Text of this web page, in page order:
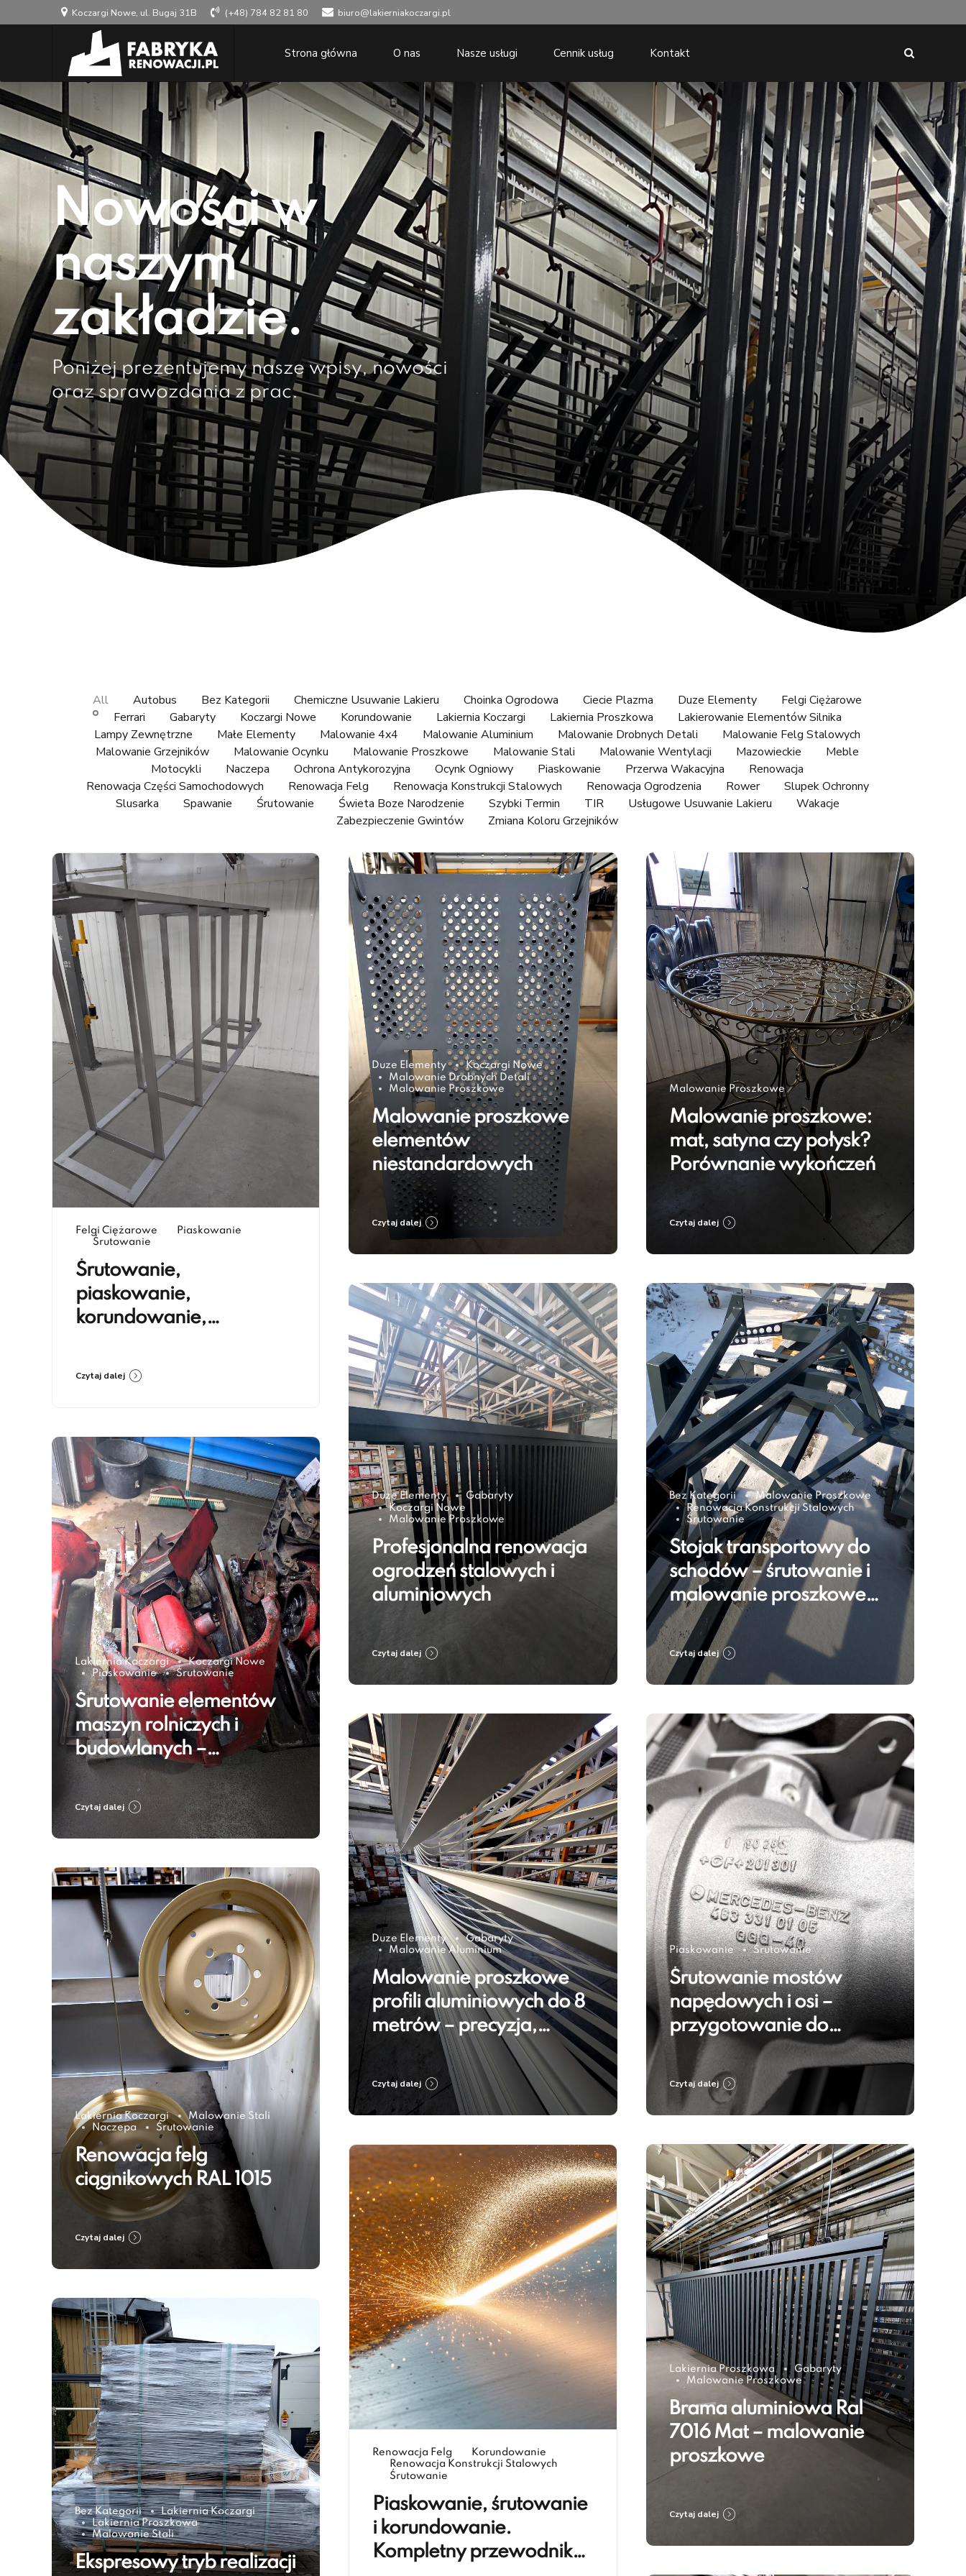
Koczargi Nowe, ul. Bugaj 31B (+48) 784 82 81 80 biuro@lakierniakoczargi.pl
Strona główna O nas Nasze usługi Cennik usług Kontakt
Nowości w
naszym
zakładzie.
Poniżej prezentujemy nasze wpisy, nowości
oraz sprawozdania z prac.
All Autobus Bez Kategorii Chemiczne Usuwanie Lakieru Choinka Ogrodowa Ciecie Plazma Duze Elementy
Felgi Ciężarowe
Ferrari
Gabaryty Koczargi Nowe Korundowanie Lakiernia Koczargi Lakiernia Proszkowa
Lakierowanie Elementów Silnika
Lampy Zewnętrzne
Małe Elementy Malowanie 4x4 Malowanie Aluminium Malowanie Drobnych Detali
Malowanie Felg Stalowych
Malowanie Grzejników
Malowanie Ocynku Malowanie Proszkowe Malowanie Stali Malowanie Wentylacji Mazowieckie
Meble
Motocykli
Naczepa Ochrona Antykorozyjna Ocynk Ogniowy Piaskowanie Przerwa Wakacyjna
Renowacja
Renowacja Części Samochodowych
Renowacja Felg Renowacja Konstrukcji Stalowych Renowacja Ogrodzenia Rower
Slupek Ochronny
Slusarka
Spawanie Śrutowanie Świeta Boze Narodzenie Szybki Termin TIR Usługowe Usuwanie Lakieru
Wakacje
Zabezpieczenie Gwintów
Zmiana Koloru Grzejników
Felgi Ciężarowe
Piaskowanie
Śrutowanie
Śrutowanie,
piaskowanie,
korundowanie,
różnią i kiedy co stosować
Czytaj dalej
Duze Elementy
Koczargi Nowe
Malowanie Drobnych Detali
Malowanie Proszkowe
Malowanie proszkowe
elementów
niestandardowych
Czytaj dalej
Malowanie Proszkowe
Malowanie proszkowe:
mat, satyna czy połysk?
Porównanie wykończeń
Czytaj dalej
Duze Elementy
Gabaryty
Koczargi Nowe
Malowanie Proszkowe
Profesjonalna renowacja
ogrodzeń stalowych i
aluminiowych
Czytaj dalej
Bez Kategorii
Malowanie Proszkowe
Renowacja Konstrukcji Stalowych
Śrutowanie
Stojak transportowy do
schodów – śrutowanie i
malowanie proszkowe
RAL 7016
Czytaj dalej
Lakiernia Koczargi
Koczargi Nowe
Piaskowanie
Śrutowanie
Śrutowanie elementów
maszyn rolniczych i
budowlanych –
przygotowanie do
renowacji i
zabezpieczenia
antykorozyjnego
Czytaj dalej
Duze Elementy
Gabaryty
Malowanie Aluminium
Malowanie proszkowe
profili aluminiowych do 8
metrów – precyzja,
powtarzalność i trwałość
powłoki
Czytaj dalej
Piaskowanie Śrutowanie
Śrutowanie mostów
napędowych i osi –
przygotowanie do
regeneracji i
zabezpieczenia
Czytaj dalej
Lakiernia Koczargi
Malowanie Stali
Naczepa
Śrutowanie
Renowacja felg
ciągnikowych RAL 1015
Czytaj dalej
Renowacja Felg
Korundowanie
Renowacja Konstrukcji Stalowych
Śrutowanie
Piaskowanie, śrutowanie
i korundowanie.
Kompletny przewodnik
Lakiernia Proszkowa
Gabaryty
Malowanie Proszkowe
Brama aluminiowa Ral
7016 Mat – malowanie
proszkowe
Czytaj dalej
Bez Kategorii
Lakiernia Koczargi
Lakiernia Proszkowa
Malowanie Stali
Ekspresowy tryb realizacji